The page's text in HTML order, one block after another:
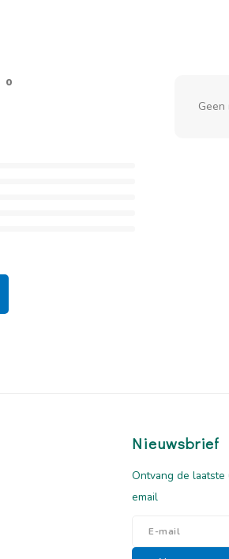
0
Geen
Nieuwsbrief
Ontvang de
email